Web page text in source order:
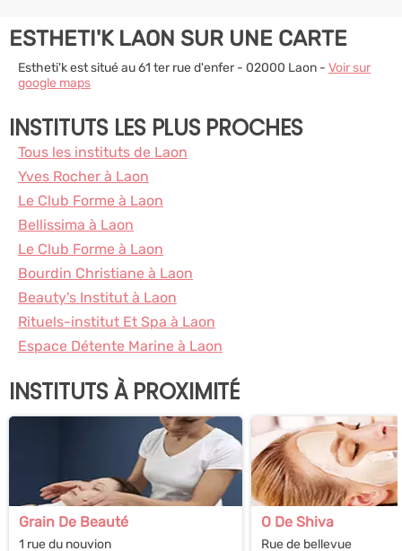
ESTHETI'K LAON SUR UNE CARTE
Estheti'k est situé au 61 ter rue d'enfer - 02000 Laon - Voir sur
google maps
INSTITUTS LES PLUS PROCHES
Tous les instituts de Laon
Yves Rocher à Laon
Le Club Forme à Laon
Bellissima à Laon
Le Club Forme à Laon
Bourdin Christiane à Laon
Beauty's Institut à Laon
Rituels-institut Et Spa à Laon
Espace Détente Marine à Laon
INSTITUTS À PROXIMITÉ
Grain De Beauté
1 rue du nouvion
O De Shiva
Rue de bellevue